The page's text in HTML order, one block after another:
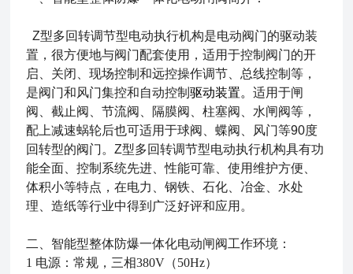
Z型多回转调节型电动执行机构是电动阀门的驱动装
置，很方便地与阀门配套使用，适用于控制阀门的开
启、关闭、现场控制和远控操作调节、总线控制等，
是阀门和风门集控和自动控制驱动装置。适用于闸
阀、截止阀、节流阀、隔膜阀、柱塞阀、水闸阀等，
配上减速蜗轮后也可适用于球阀、蝶阀、风门等90度
回转型的阀门。Z型多回转调节型电动执行机构具有功
能全面、控制系统先进、性能可靠、使用维护方便、
体积小等特点，在电力、钢铁、石化、冶金、水处
理、造纸等行业中得到广泛好评和应用。
二、 智能型整体防爆一体化电动闸阀工作环境：
1 电源：常规，三相380V（50Hz）